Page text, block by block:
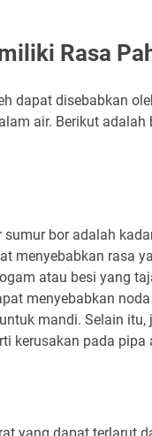
Rasa
dapat disebabkan
air. Berikut
bor adalah
menyebabkan rasa
atau besi yang
menyebabkan
mandi. Selain
kerusakan pada